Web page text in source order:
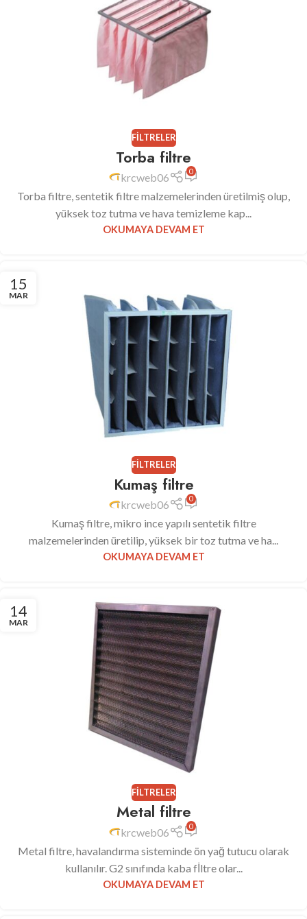
FILTRELER
Torba filtre
krcweb06 0
Torba filtre, sentetik filtre malzemelerinden üretilmiş olup,
yüksek toz tutma ve hava temizleme kap...
OKUMAYA DEVAM ET
15
MAR
FILTRELER
Kumaş filtre
krcweb06 0
Kumaş filtre, mikro ince yapılı sentetik filtre
malzemelerinden üretilip, yüksek bir toz tutma ve ha...
OKUMAYA DEVAM ET
14
MAR
FILTRELER
Metal filtre
krcweb06 0
Metal filtre, havalandırma sisteminde ön yağ tutucu olarak
kullanılır. G2 sınıfında kaba fİltre olar...
OKUMAYA DEVAM ET